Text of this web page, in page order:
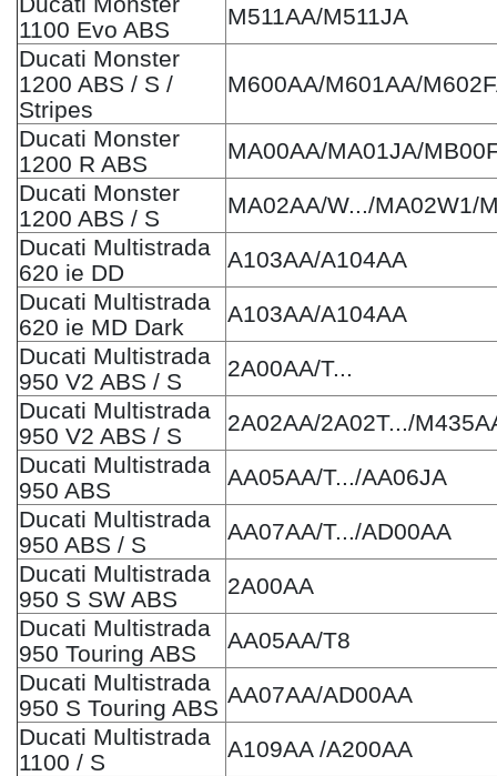
1100 Evo ABS
M511AA/M511JA
Ducati Monster
1200 ABS / S /
Stripes
M600AA/M601AA/
Ducati Monster
1200 R ABS
MA00AA/MA01JA/
Ducati Monster
1200 ABS / S
MA02AA/W.../MA02W1/
Ducati Multistrada
620 ie DD
A103AA/A104AA
Ducati Multistrada
620 ie MD Dark
A103AA/A104AA
Ducati Multistrada
950 V2 ABS / S
2A00AA/T...
Ducati Multistrada
950 V2 ABS / S
2A02AA/2A02T.../
Ducati Multistrada
950 ABS
AA05AA/T.../AA06JA
Ducati Multistrada
950 ABS / S
AA07AA/T.../AD00AA
Ducati Multistrada
950 S SW ABS
2A00AA
Ducati Multistrada
950 Touring ABS
AA05AA/T8
Ducati Multistrada
950 S Touring ABS
AA07AA/AD00AA
Ducati Multistrada
1100 / S
A109AA /A200AA